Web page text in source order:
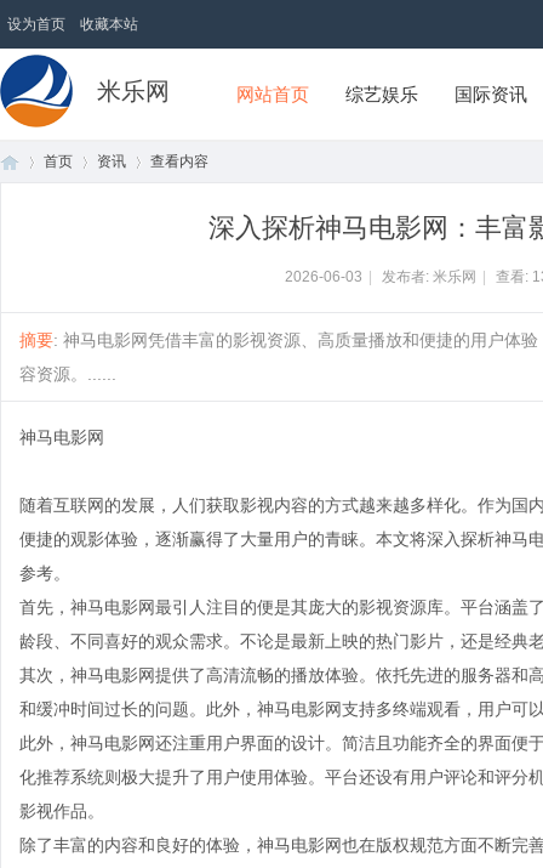
设为首页 收藏本站
米乐网 网站首页 综艺娱乐 国际资讯
首页 资讯 查看内容
深入探析神马电影网：丰富
2026-06-03 发布者: 米乐网 查看:
摘要: 神马电影网凭借丰富的影视资源、高质量播放和便捷的用户体
容资源。......
神马电影网
随着互联网的发展，人们获取影视内容的方式越来越多样化。作为
便捷的观影体验，逐渐赢得了大量用户的青睐。本文将深入探析神马
参考。
首先，神马电影网最引人注目的便是其庞大的影视资源库。平台涵盖
龄段、不同喜好的观众需求。不论是最新上映的热门影片，还是经典
其次，神马电影网提供了高清流畅的播放体验。依托先进的服务器和
和缓冲时间过长的问题。此外，神马电影网支持多终端观看，用户可
此外，神马电影网还注重用户界面的设计。简洁且功能齐全的界面
化推荐系统则极大提升了用户使用体验。平台还设有用户评论和评分
影视作品。
除了丰富的内容和良好的体验，神马电影网也在版权规范方面不断